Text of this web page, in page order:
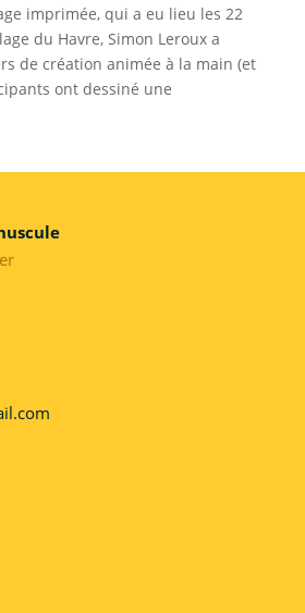
imprimée, qui a eu lieu les 22
du Havre, Simon Leroux a
de création animée à la main (et
ont dessiné une